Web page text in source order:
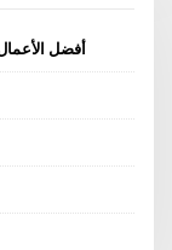
أفضل الأعمال